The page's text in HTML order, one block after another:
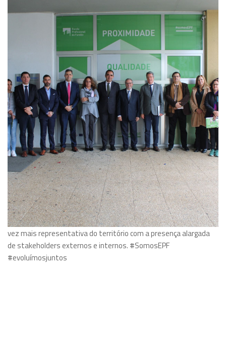
Enquanto órgão estratégico da Escola Profissional do Fundão
reuniu o Conselho Consultivo da EPF com uma composição cada
vez mais representativa do território com a presença alargada
de stakeholders externos e internos. #SomosEPF
#evoluímosjuntos